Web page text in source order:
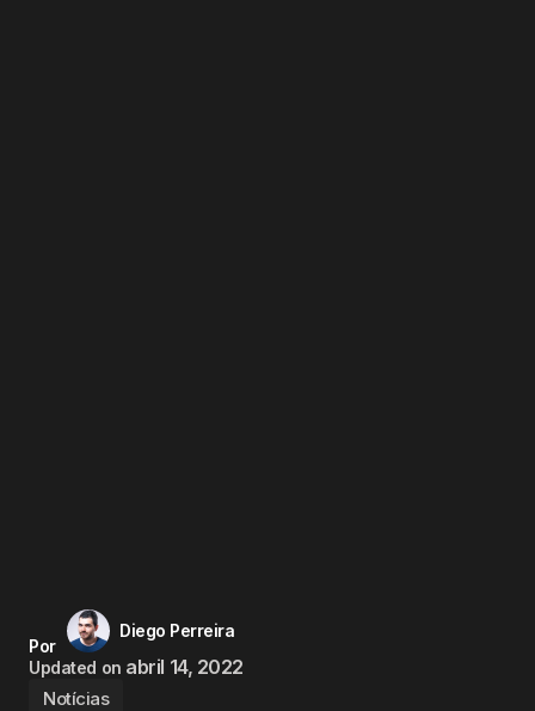
Por
Diego Perreira
Updated on abril 14, 2022
Notícias